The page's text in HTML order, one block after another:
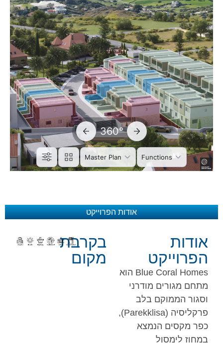
אודות הפרוייקט
אודות
הפרוייקט
Blue Coral Homes הוא
מתחם מגורים מודרני
וסגור הממוקם בלב
פרקליסיה (Parekklisa),
כפר מקסים הנמצא
במחוז לימסול
בקרבת
מקום